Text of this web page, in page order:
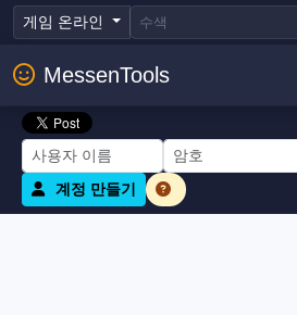
게임 온라인
MessenTools
계정 만들기